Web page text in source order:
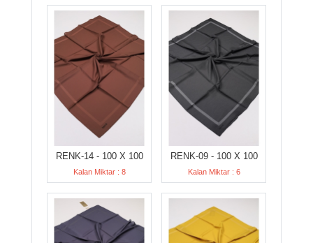
RENK-14 - 100 X 100
Kalan Miktar : 8
RENK-09 - 100 X 100
Kalan Miktar : 6